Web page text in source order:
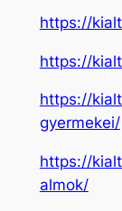
https://
https://
https://
gyermekei/
https://
almok/